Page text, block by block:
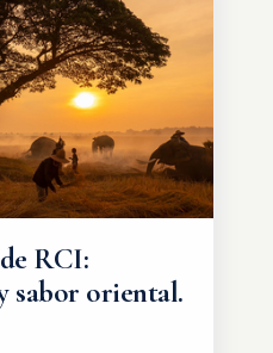
RCI:
sabor oriental.